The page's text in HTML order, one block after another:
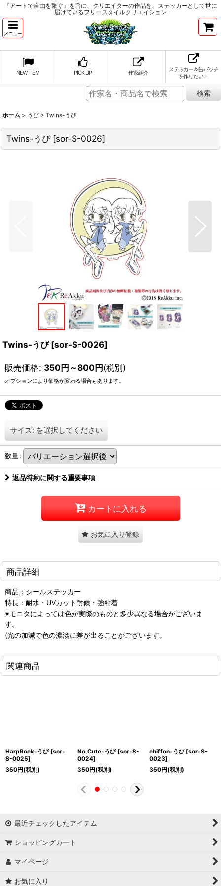
『アートで自由を繋ぐ』を旨に、クリエイターの作品を、ステッカーとして世に
届けているフリースタイルクリエイション
メニュー
NEW ITEM PICK UP 作家紹介
ステッカー＆缶バッチ
を作りたい！
ホーム > うび > Twins-うび
Twins-うび [sor-S-0026]
Twins-うび [sor-S-0026]
販売価格: 350円～800円(税別)
オプションにより価格が変わる場合もあります。
サイズ: を選択してください
数量:
返品特約に関する重要事項
カートに入れる
お気に入り登録
商品詳細
商品：シールステッカー
特長：耐水・UVカット耐候・強粘着
※モニタによっては色が実際のものと多少異なる場合がございま
す。
(光の加減で色の濃淡に差が出ることがございます。
関連商品
HarpRock-うび [sor-
S-0025]
350円(税別)
No,Cute-うび [sor-S-
0024]
350円(税別)
chiffon-うび [sor-S-
0023]
350円(税別)
最近チェックしたアイテム
ショッピングカート
マイページ
お気に入り